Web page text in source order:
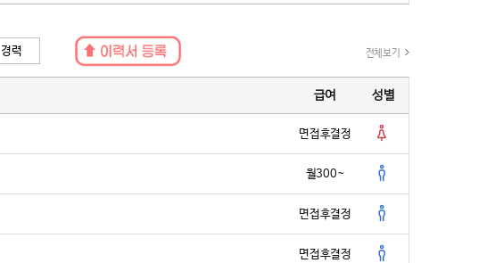
죠. 하지만 새로 만든 2관은 단 1년 8개월 만에 500명을 넘겼습니다. 반면 본관은
8년이 걸렸죠. 인테리어가 이렇게 큰 힘을 줄지 몰랐습니다.”
준도 바뀌었다. 공간도 진화해야 한다. 멋지고 고급스러운 공간에서 수련하고 싶다
도장의 품격을 높이고, 관원과 학부모의 신뢰를 얻는 전략적 수단이며, 태권도 산업
이번 멧디자인의 캐나다 프로젝트는 그 가능성을 실증한 시작점이다.
경력 전체보기
급여 성별
면접후결정
월300~
면접후결정
면접후결정